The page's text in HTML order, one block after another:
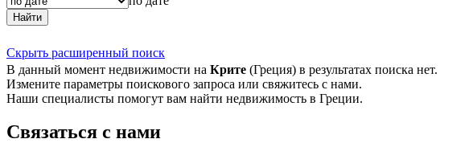
Найти
Скрыть расширенный поиск
В данный момент недвижимости на Крите (Греция) в результатах поиска нет.
Измените параметры поискового запроса или свяжитесь с нами.
Наши специалисты помогут вам найти недвижимость в Греции.
Связаться с нами